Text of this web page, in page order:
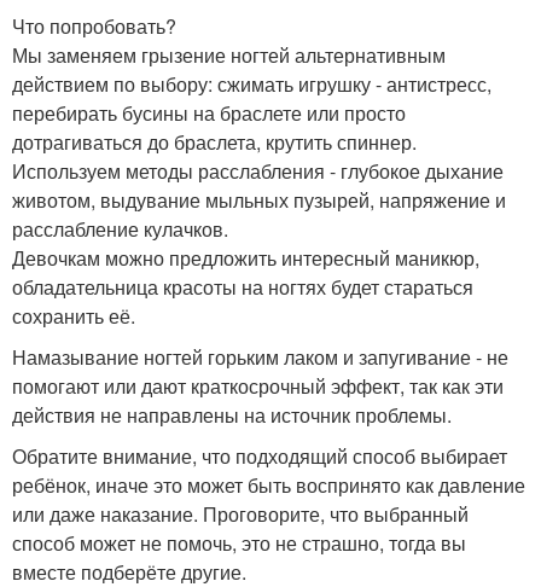
Что попробовать?
Мы заменяем грызение ногтей альтернативным
действием по выбору: сжимать игрушку - антистресс,
перебирать бусины на браслете или просто
дотрагиваться до браслета, крутить спиннер.
Используем методы расслабления - глубокое дыхание
животом, выдувание мыльных пузырей, напряжение и
расслабление кулачков.
Девочкам можно предложить интересный маникюр,
обладательница красоты на ногтях будет стараться
сохранить её.
Намазывание ногтей горьким лаком и запугивание - не
помогают или дают краткосрочный эффект, так как эти
действия не направлены на источник проблемы.
Обратите внимание, что подходящий способ выбирает
ребёнок, иначе это может быть воспринято как давление
или даже наказание. Проговорите, что выбранный
способ может не помочь, это не страшно, тогда вы
вместе подберёте другие.